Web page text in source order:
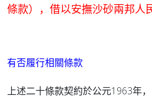
條款），借以安撫沙砂兩邦人
有否履行相關條款
上述二十條款契約於公元1963年